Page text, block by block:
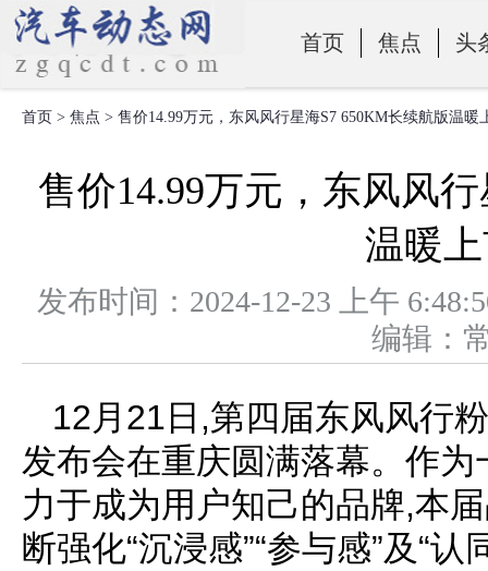
首页 焦点 头
零部件
首页 > 焦点 > 售价14.99万元，东风风行星海S7 650KM长续航版温暖
售价14.99万元，东风风
温暖
发布时间：2024-12-23 上午
编辑
12月21日,第四届东风风行
发布会在重庆圆满落幕。作为
力于成为用户知己的品牌,本
断强化“沉浸感”“参与感”及“